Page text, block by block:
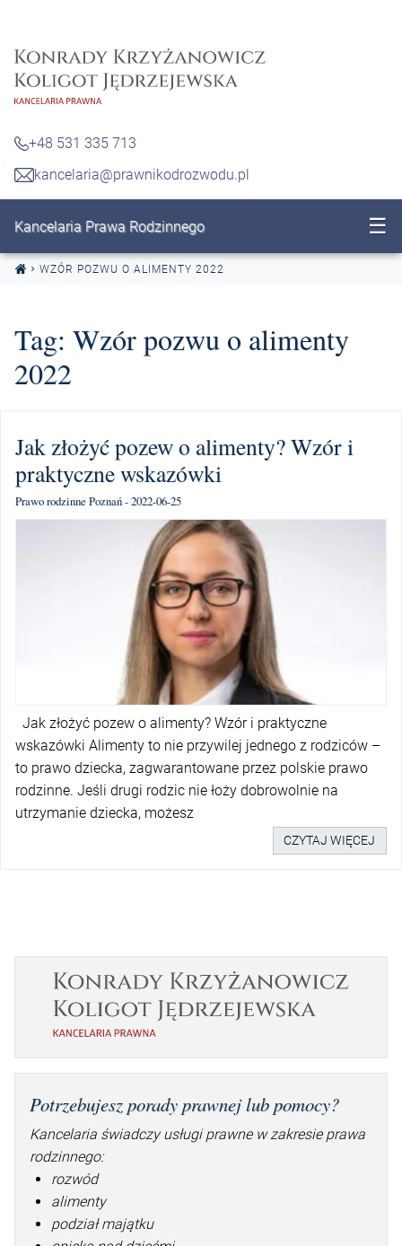
+48 531 335 713
kancelaria@prawnikodrozwodu.pl
Kancelaria Prawa Rodzinnego ☰
WZÓR POZWU O ALIMENTY 2022
Tag: Wzór pozwu o alimenty
2022
Jak złożyć pozew o alimenty? Wzór i
praktyczne wskazówki
Prawo rodzinne Poznań - 2022-06-25
Jak złożyć pozew o alimenty? Wzór i praktyczne
wskazówki Alimenty to nie przywilej jednego z rodziców –
to prawo dziecka, zagwarantowane przez polskie prawo
rodzinne. Jeśli drugi rodzic nie łoży dobrowolnie na
utrzymanie dziecka, możesz
CZYTAJ WIĘCEJ
Potrzebujesz porady prawnej lub pomocy?
Kancelaria świadczy usługi prawne w zakresie prawa
rodzinnego:
rozwód
alimenty
podział majątku